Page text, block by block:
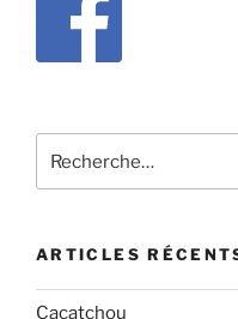
pour
ARTICLES
Cacatchou